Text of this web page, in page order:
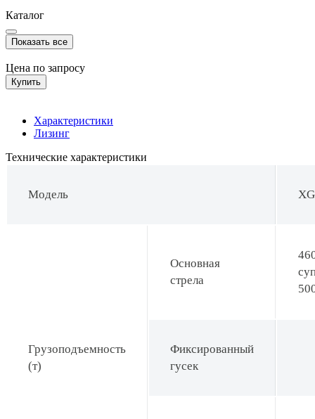
Каталог
Показать все
Цена по запросу
Купить
Характеристики
Лизинг
Технические характеристики
Модель
Грузоподъемность
(т)
Основная
стрела
Фиксированный
гусек